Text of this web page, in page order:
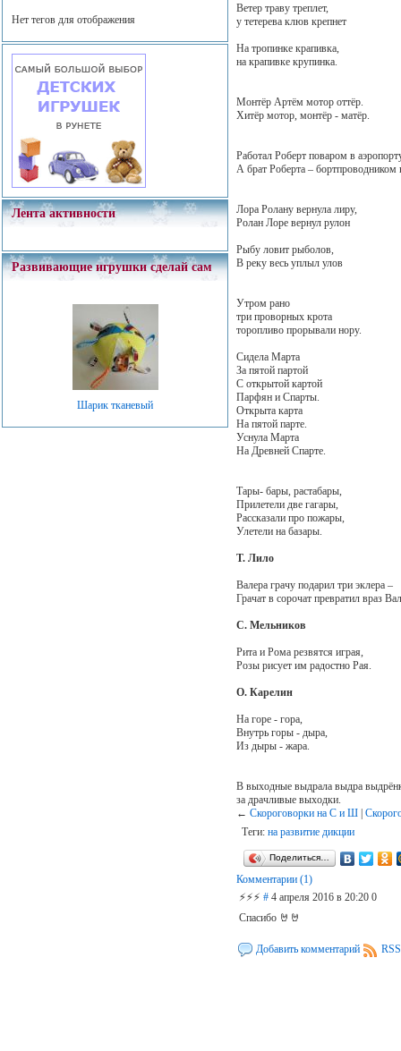
Нет тегов для отображения
Лента активности
Развивающие игрушки сделай сам
Шарик тканевый
Ветер траву треплет,
у тетерева клюв крепнет
На тропинке крапивка,
на крапивке крупинка.
Монтёр Артём мотор оттёр.
Хитёр мотор, монтёр - матёр.
Работал Роберт поваром в
А брат Роберта – бортпроводником
Лора Ролану вернула лиру,
Ролан Лоре вернул рулон
Рыбу ловит рыболов,
В реку весь уплыл улов
Утром рано
три проворных крота
торопливо прорывали нору.
Сидела Марта
За пятой партой
С открытой картой
Парфян и Спарты.
Открыта карта
На пятой парте.
Уснула Марта
На Древней Спарте.
Тары- бары, растабары,
Прилетели две гагары,
Рассказали про пожары,
Улетели на базары.
Т. Лило
Валера грачу подарил три эклера –
Грачат в сорочат превратил враз
С. Мельников
Рита и Рома резвятся играя,
Розы рисует им радостно Рая.
О. Карелин
Нa гope - гopa,
Внутpь гopы - дыpa,
Из дыpы - жapа.
В выходные выдрала выдра
за драчливые выходки.
← Скороговорки на С и Ш|
Теги: на развитие дикции
Поделиться…
Комментарии (1)
⚡⚡⚡ # 4 апреля 2016 в 20:20 0
Спасибо 🤘🤘
Добавить комментарий